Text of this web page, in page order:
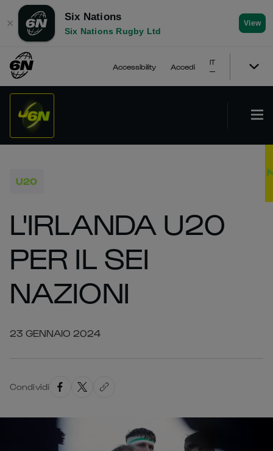
✕
Six Nations
Six Nations Rugby Ltd
View
Accessibility Accedi
IT
U20
L'IRLANDA U20
PER IL SEI
NAZIONI
23 GENNAIO 2024
Condividi